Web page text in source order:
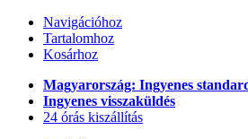
Navigációhoz
Tartalomhoz
Kosárhoz
Magyarország: Ingyenes
Ingyenes visszaküldés
24 órás kiszállítás